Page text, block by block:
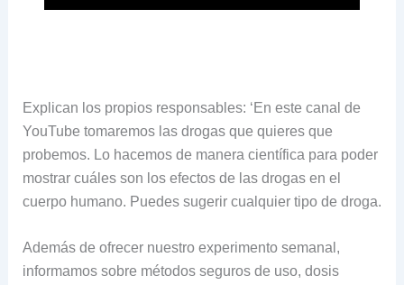
Explican los propios responsables: ‘En este canal de
YouTube tomaremos las drogas que quieres que
probemos. Lo hacemos de manera científica para poder
mostrar cuáles son los efectos de las drogas en el
cuerpo humano. Puedes sugerir cualquier tipo de droga.
Además de ofrecer nuestro experimento semanal,
informamos sobre métodos seguros de uso, dosis